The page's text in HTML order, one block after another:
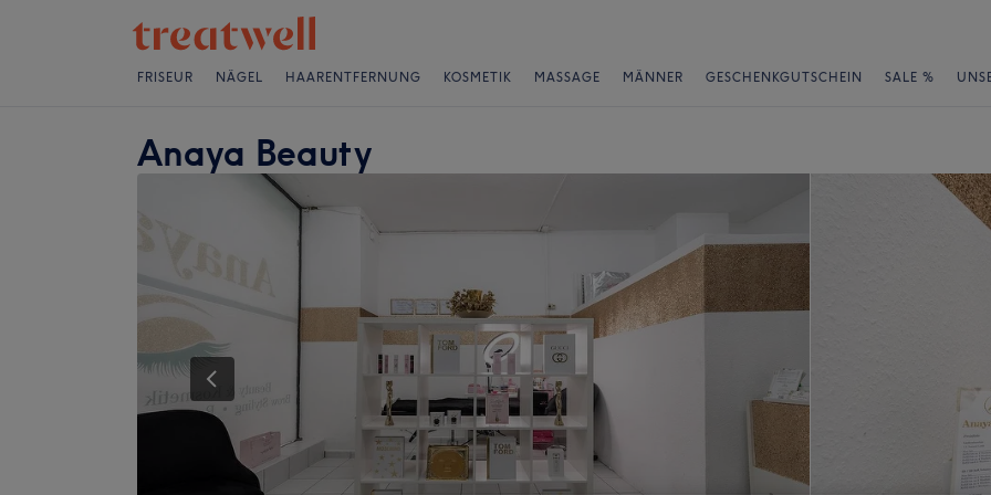
FRISEUR NÄGEL HAARENTFERNUNG KOSMETIK MASSAGE MÄNNER GESCHENKGUTSCHEIN SALE %
Anaya Beauty